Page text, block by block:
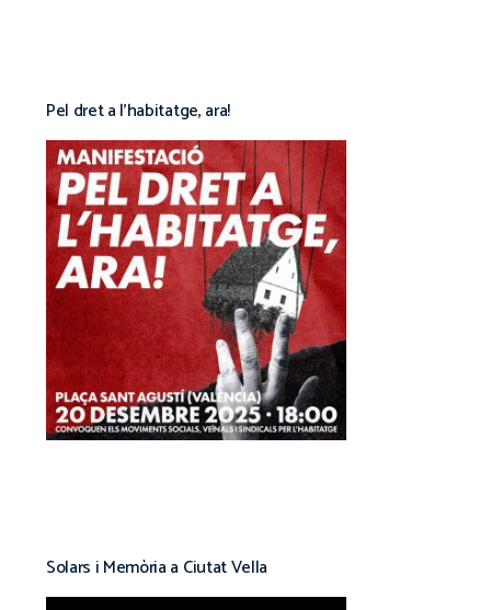
Pel dret a l’habitatge, ara!
Solars i Memòria a Ciutat Vella